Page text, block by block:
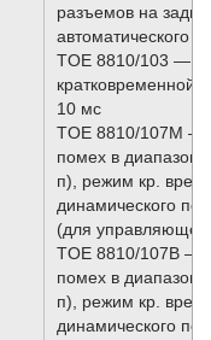
разъемов на
автоматического
TOE 8810/103 —
кратковременной
10 мс
TOE 8810/107M —
помех в
п), режим кр. врем.
динамического
(для
TOE 8810/107B —
помех в
п), режим кр. врем.
динамического